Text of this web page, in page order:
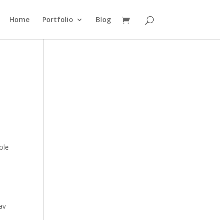
Home Portfolio Blog